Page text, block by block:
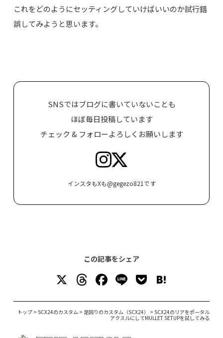
これをどのようにセッティングしていけばいいのか試行錯
誤してみようと思います。
SNSではブログに書いていないことも
ほぼ毎日投稿しています
チェック & フォローよろしくお願いします
インスタもXも@gegezo821です
この記事をシェア
X T
h
re
F
a
c
e
Li
n
e
P
o
c
k
at
e
n
トップ > SCX24のカスタム > 足回りのカスタム（SCX24） > SCX24のリアをポータル
アクスルにしてMULLET SETUPを試してみる